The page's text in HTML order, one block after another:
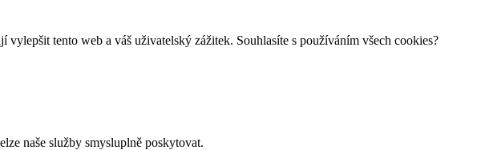
tento web a váš uživatelský zážitek. Souhlasíte s používáním všech cookies?
naše služby smysluplně poskytovat.